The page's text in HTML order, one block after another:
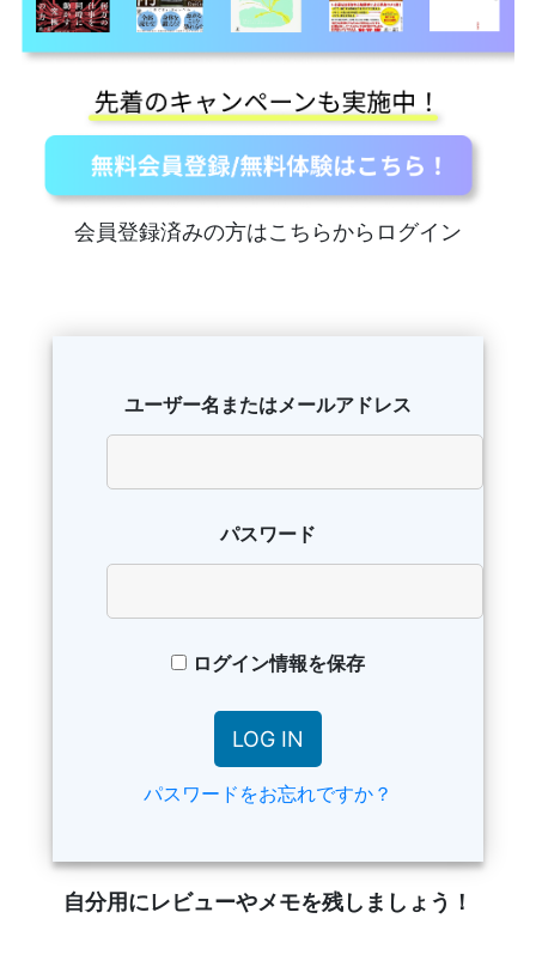
会員登録済みの方はこちらからログイン
ユーザー名またはメールアドレス
パスワード
ログイン情報を保存
パスワードをお忘れですか？
自分用にレビューやメモを残しましょう！